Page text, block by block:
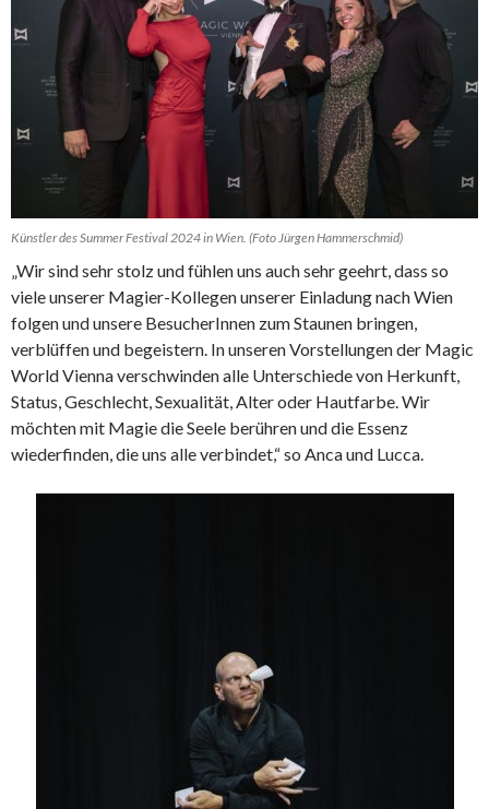
Künstler des Summer Festival 2024 in Wien. (Foto Jürgen Hammerschmid)
„Wir sind sehr stolz und fühlen uns auch sehr geehrt, dass so
viele unserer Magier-Kollegen unserer Einladung nach Wien
folgen und unsere BesucherInnen zum Staunen bringen,
verblüffen und begeistern. In unseren Vorstellungen der Magic
World Vienna verschwinden alle Unterschiede von Herkunft,
Status, Geschlecht, Sexualität, Alter oder Hautfarbe. Wir
möchten mit Magie die Seele berühren und die Essenz
wiederfinden, die uns alle verbindet,“ so Anca und Lucca.